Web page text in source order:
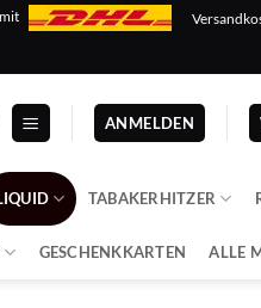
ANMELDEN
TABAKERHITZER
GESCHENKKARTEN ALLE